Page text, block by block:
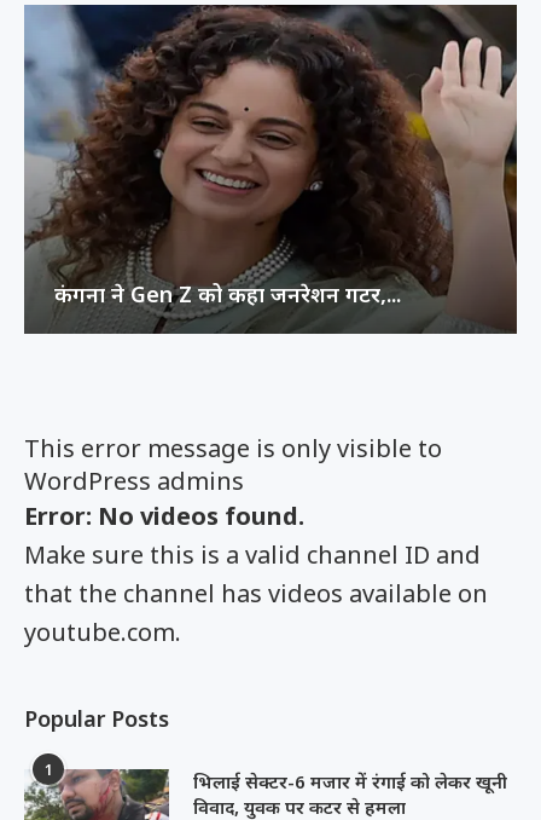
This error message is only visible to
WordPress admins
Error: No videos found.
Make sure this is a valid channel ID and
that the channel has videos available on
youtube.com.
Popular Posts
1
भिलाई सेक्टर-6 मजार में रंगाई को लेकर खूनी
विवाद, युवक पर कटर से हमला
कंगना ने Gen Z को कहा जनरेशन गटर,...